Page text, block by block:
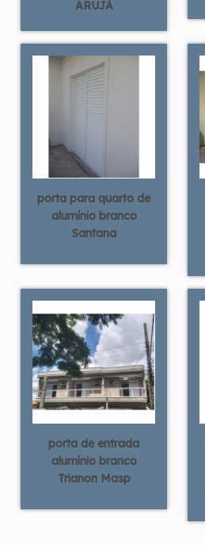
ARUJÁ
porta para quarto de
alumínio branco
Santana
porta de entrada
alumínio branco
Trianon Masp